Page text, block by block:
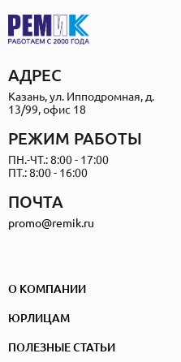
АДРЕС
Казань, ул. Ипподромная, д.
13/99, офис 18
ПОЧТА
promo@remik.ru
РЕЖИМ РАБОТЫ
ПН.-ЧТ.: 8:00 - 17:00
ПТ.: 8:00 - 16:00
О КОМПАНИИ
ЮРЛИЦАМ
ПОЛЕЗНЫЕ СТАТЬИ